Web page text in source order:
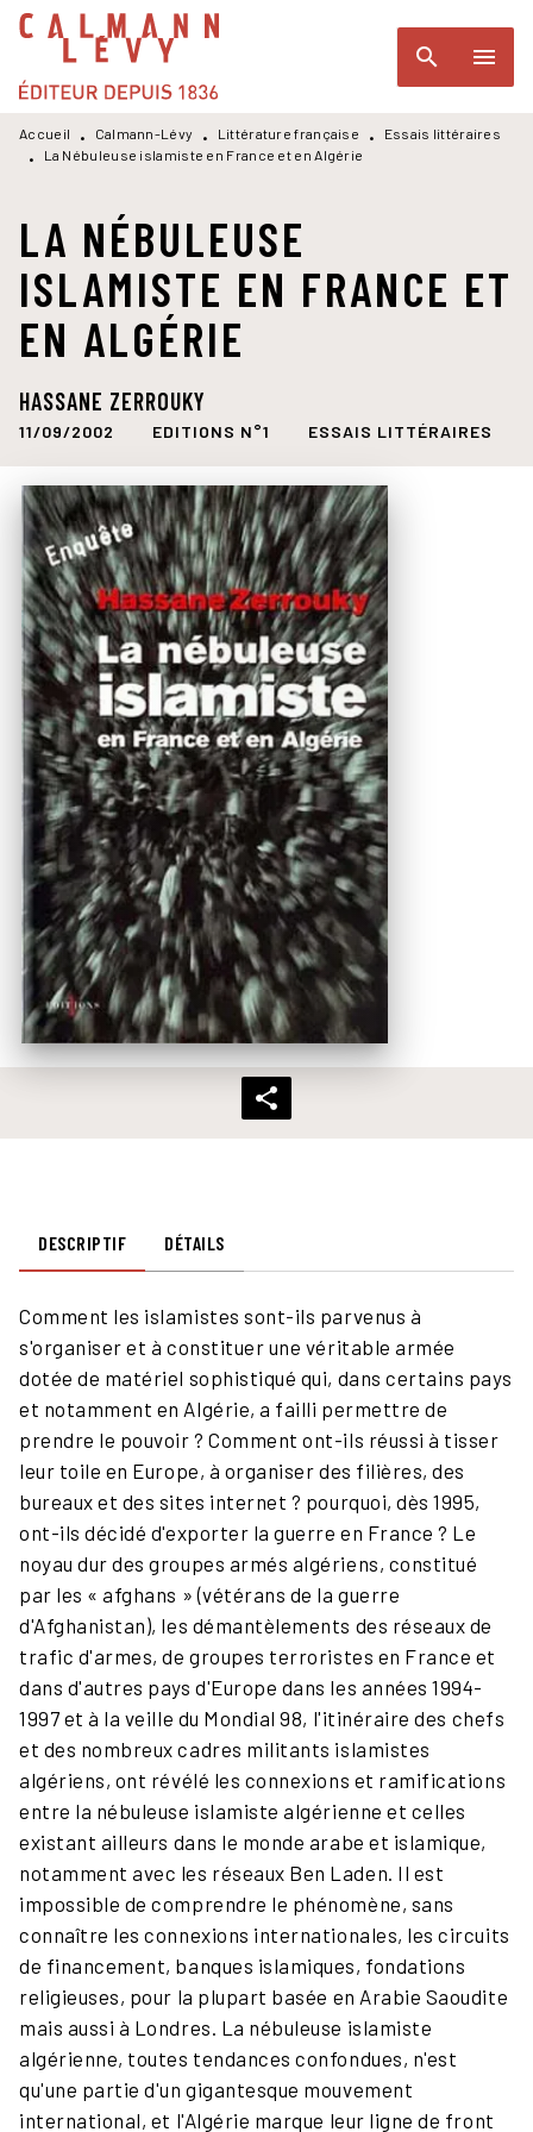
MENU RECHERCHE
PIED DE PAGE
search menu
Accueil • Calmann-Lévy • Littérature française •
Essais littéraires
•
La Nébuleuse islamiste en France et en Algérie
LA NÉBULEUSE
ISLAMISTE EN FRANCE ET
EN ALGÉRIE
HASSANE ZERROUKY
11/09/2002 EDITIONS N°1 ESSAIS LITTÉRAIRES
DESCRIPTIF DÉTAILS
Comment les islamistes sont-ils parvenus à
s'organiser et à constituer une véritable armée
dotée de matériel sophistiqué qui, dans certains pays
et notamment en Algérie, a failli permettre de
prendre le pouvoir ? Comment ont-ils réussi à tisser
leur toile en Europe, à organiser des filières, des
bureaux et des sites internet ? pourquoi, dès 1995,
ont-ils décidé d'exporter la guerre en France ? Le
noyau dur des groupes armés algériens, constitué
par les « afghans » (vétérans de la guerre
d'Afghanistan), les démantèlements des réseaux de
trafic d'armes, de groupes terroristes en France et
dans d'autres pays d'Europe dans les années 1994-
1997 et à la veille du Mondial 98, l'itinéraire des chefs
et des nombreux cadres militants islamistes
algériens, ont révélé les connexions et ramifications
entre la nébuleuse islamiste algérienne et celles
existant ailleurs dans le monde arabe et islamique,
notamment avec les réseaux Ben Laden. Il est
impossible de comprendre le phénomène, sans
connaître les connexions internationales, les circuits
de financement, banques islamiques, fondations
religieuses, pour la plupart basée en Arabie Saoudite
mais aussi à Londres. La nébuleuse islamiste
algérienne, toutes tendances confondues, n'est
qu'une partie d'un gigantesque mouvement
international, et l'Algérie marque leur ligne de front